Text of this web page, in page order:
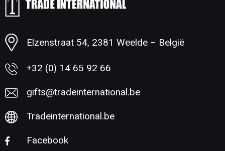
Minimale afname: 1
Elzenstraat 54, 2381 Weelde – België
+32 (0) 14 65 92 66
gifts@tradeinternational.be
Tradeinternational.be
Facebook